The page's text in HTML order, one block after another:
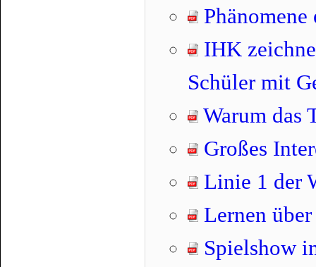
Phänomene
IHK
Schüler mit
Warum das
Großes
Linie 1 der
Lernen
Spielshow